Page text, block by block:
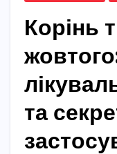
Корінь
та